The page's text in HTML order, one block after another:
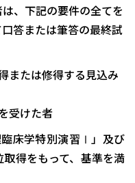
、下記の要件の全てを
答または筆答の最終試
または修得する見込み
受けた者
床学特別演習Ⅰ」及び
得をもって、基準を満